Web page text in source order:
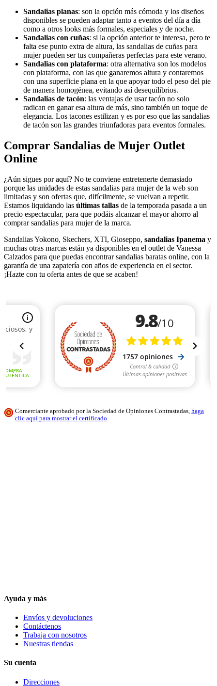
(1 nota)
Sandalias planas: son la opción más cómoda y los diseños
disponibles se pueden adaptar tanto a eventos del día a día
como a otros looks más formales, especiales y de noche.
Sandalias con cuñas: si la opción anterior te interesa, pero te
falta ese punto extra de altura, las sandalias de cuñas para
mujer pueden ser tus compañeras perfectas para este verano.
Sandalias con plataforma: otra alternativa son los modelos
con plataforma, con las que ganaremos altura y contaremos
con una superficie plana en la que apoyar todo el peso del pie
de manera homogénea, evitando así desequilibrios.
Sandalias de tacón: las ventajas de usar tacón no solo
radican en ganar esa altura de más, sino también un toque de
elegancia. Los tacones estilizan y es por eso que las sandalias
de tacón son las grandes triunfadoras para eventos formales.
Comprar Sandalias de Mujer Outlet
Online
¿Aún sigues por aquí? No te conviene entretenerte demasiado
porque las unidades de estas sandalias para mujer de la web son
limitadas y son ofertas que, difícilmente, se vuelvan a repetir.
Estamos liquidando las últimas tallas de la temporada pasada a un
precio espectacular, para que podáis alcanzar el mayor ahorro al
comprar sandalias para mujer de la marca.
Sandalias Yokono, Skechers, XTI, Gioseppo, sandalias Ipanema y
muchas otras marcas están ya disponibles en el outlet de Vanessa
Calzados para que puedas encontrar sandalias baratas online, con la
garantía de una zapatería con años de experiencia en el sector.
¡Hazte con tu oferta antes de que se acaben!
Comerciante aprobado por la Sociedad de Opiniones Contrastadas, haga
clic aquí para mostrar el certificado.
Ayuda y más
Envíos y devoluciones
Contáctenos
Trabaja con nosotros
Nuestras tiendas
Su cuenta
Direcciones